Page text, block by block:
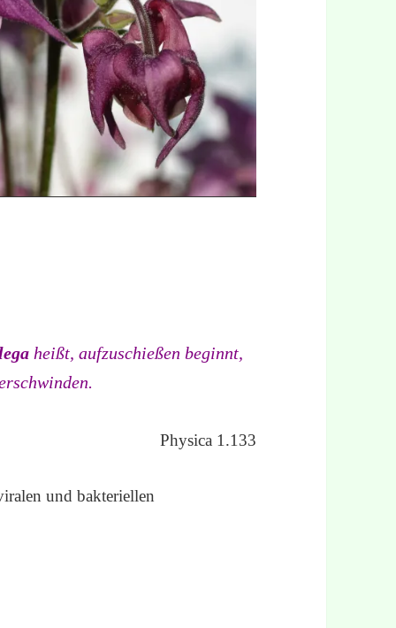
heißt, aufzuschießen beginnt,
Physica 1.133
und bakteriellen